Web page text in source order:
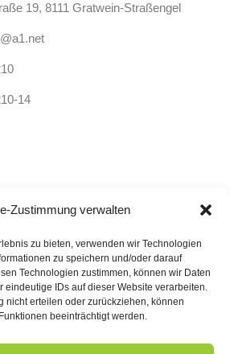
Zustimmung verwalten
zu bieten, verwenden wir Technologien
zu speichern und/oder darauf
Technologien zustimmen, können wir Daten
eindeutige IDs auf dieser Website verarbeiten.
nicht erteilen oder zurückziehen, können
beeinträchtigt werden.
19, 8111 Gratwein-Straßengel
14